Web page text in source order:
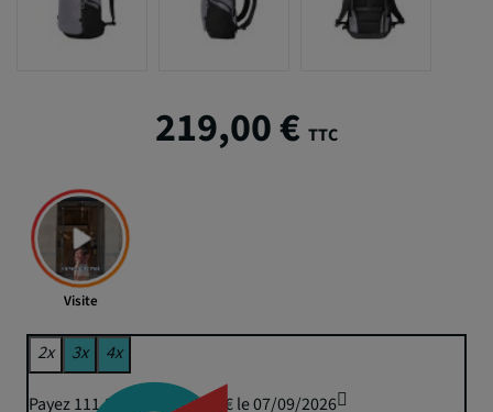
219,00 € TTC
Visite
2x 3x 4x
Payez 111,38 € puis 109,50 € le 07/09/2026